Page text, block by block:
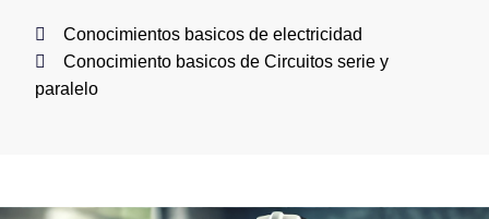
Conocimientos basicos de electricidad
Conocimiento basicos de Circuitos serie y
paralelo